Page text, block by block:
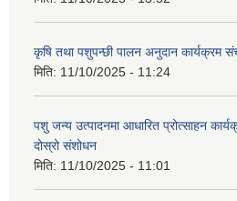
कृषि तथा पशुपन्छी पालन अनुदान कार्यक्रम
मिति: 11/10/2025 - 11:24
पशु जन्य उत्पादनमा आधारित प्रोत्साहन
दोस्रो संशोधन
मिति: 11/10/2025 - 11:01